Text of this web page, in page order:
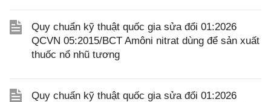
Quy chuẩn kỹ thuật quốc gia sửa đổi 01:2026
QCVN 05:2015/BCT Amôni nitrat dùng để sản xuất
thuốc nổ nhũ tương
Quy chuẩn kỹ thuật quốc gia sửa đổi 01:2026